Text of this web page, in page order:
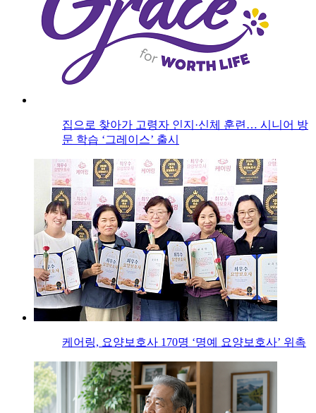
집으로 찾아가 고령자 인지·신체 훈련… 시니어 방
문 학습 ‘그레이스’ 출시
케어링, 요양보호사 170명 ‘명예 요양보호사’ 위촉